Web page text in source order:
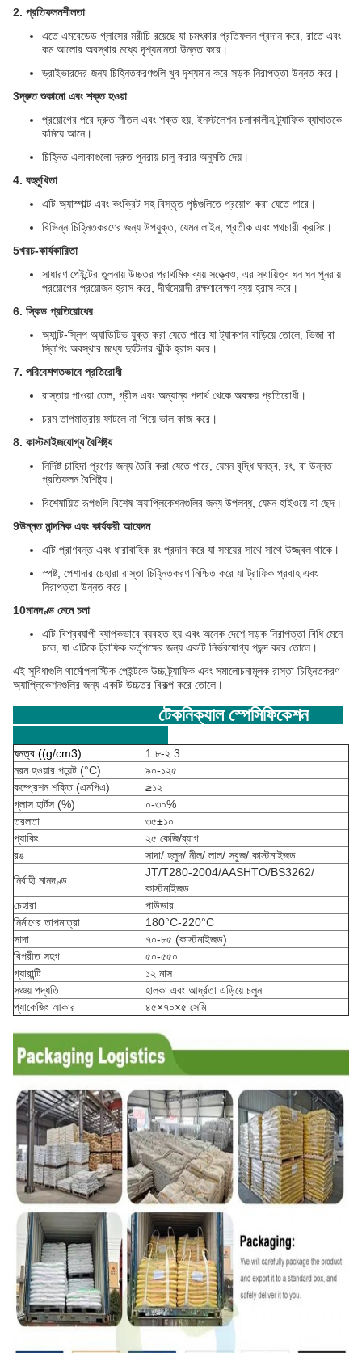
2. প্রতিফলনশীলতা
এতে এমবেডেড গ্লাসের মরীচি রয়েছে যা চমৎকার প্রতিফলন প্রদান করে, রাতে এবং
কম আলোর অবস্থার মধ্যে দৃশ্যমানতা উন্নত করে।
ড্রাইভারদের জন্য চিহ্নিতকরণগুলি খুব দৃশ্যমান করে সড়ক নিরাপত্তা উন্নত করে।
3দ্রুত শুকানো এবং শক্ত হওয়া
প্রয়োগের পরে দ্রুত শীতল এবং শক্ত হয়, ইনস্টলেশন চলাকালীন ট্র্যাফিক ব্যাঘাতকে
কমিয়ে আনে।
চিহ্নিত এলাকাগুলো দ্রুত পুনরায় চালু করার অনুমতি দেয়।
4. বহুমুখিতা
এটি অ্যাস্পাল্ট এবং কংক্রিট সহ বিস্তৃত পৃষ্ঠগুলিতে প্রয়োগ করা যেতে পারে।
বিভিন্ন চিহ্নিতকরণের জন্য উপযুক্ত, যেমন লাইন, প্রতীক এবং পথচারী ক্রসিং।
5খরচ-কার্যকারিতা
সাধারণ পেইন্টের তুলনায় উচ্চতর প্রাথমিক ব্যয় সত্ত্বেও, এর স্থায়িত্ব ঘন ঘন পুনরায়
প্রয়োগের প্রয়োজন হ্রাস করে, দীর্ঘমেয়াদী রক্ষণাবেক্ষণ ব্যয় হ্রাস করে।
6. স্কিড প্রতিরোধের
অ্যান্টি-স্লিপ অ্যাডিটিভ যুক্ত করা যেতে পারে যা ট্যাকশন বাড়িয়ে তোলে, ভিজা বা
স্লিপিং অবস্থার মধ্যে দুর্ঘটনার ঝুঁকি হ্রাস করে।
7. পরিবেশগতভাবে প্রতিরোধী
রাস্তায় পাওয়া তেল, গ্রীস এবং অন্যান্য পদার্থ থেকে অবক্ষয় প্রতিরোধী।
চরম তাপমাত্রায় ফাটলে না গিয়ে ভাল কাজ করে।
8. কাস্টমাইজযোগ্য বৈশিষ্ট্য
নির্দিষ্ট চাহিদা পূরণের জন্য তৈরি করা যেতে পারে, যেমন বৃদ্ধি ঘনত্ব, রং, বা উন্নত
প্রতিফলন বৈশিষ্ট্য।
বিশেষায়িত রূপগুলি বিশেষ অ্যাপ্লিকেশনগুলির জন্য উপলব্ধ, যেমন হাইওয়ে বা ছেদ।
9উন্নত নান্দনিক এবং কার্যকরী আবেদন
এটি প্রাণবন্ত এবং ধারাবাহিক রং প্রদান করে যা সময়ের সাথে সাথে উজ্জ্বল থাকে।
স্পষ্ট, পেশাদার চেহারা রাস্তা চিহ্নিতকরণ নিশ্চিত করে যা ট্রাফিক প্রবাহ এবং
নিরাপত্তা উন্নত করে।
10মানদণ্ড মেনে চলা
এটি বিশ্বব্যাপী ব্যাপকভাবে ব্যবহৃত হয় এবং অনেক দেশে সড়ক নিরাপত্তা বিধি মেনে
চলে, যা এটিকে ট্রাফিক কর্তৃপক্ষের জন্য একটি নির্ভরযোগ্য পছন্দ করে তোলে।
এই সুবিধাগুলি থার্মোপ্লাস্টিক পেইন্টকে উচ্চ ট্র্যাফিক এবং সমালোচনামূলক রাস্তা চিহ্নিতকরণ
অ্যাপ্লিকেশনগুলির জন্য একটি উচ্চতর বিকল্প করে তোলে।
টেকনিক্যাল স্পেসিফিকেশন
ঘনত্ব ((g/cm3)
1.৮-২.3
নরম হওয়ার পয়েন্ট (°C)
৯০-১২৫
কম্প্রেশন শক্তি (এমপিএ)
≥১২
গ্লাস হার্টস (%)
০-৩০%
তরলতা
৩৫±১০
প্যাকিং
২৫ কেজি/ব্যাগ
রঙ
সাদা/ হলুদ/ নীল/ লাল/ সবুজ/ কাস্টমাইজড
নির্বাহী মানদণ্ড
JT/T280-2004/AASHTO/BS3262/
কাস্টমাইজড
চেহারা
পাউডার
নির্মাণের তাপমাত্রা
180°C-220°C
সাদা
৭০-৮৫ (কাস্টমাইজড)
বিপরীত সহগ
৫০-৫৫০
গ্যারান্টি
১২ মাস
সঞ্চয় পদ্ধতি
হালকা এবং আর্দ্রতা এড়িয়ে চলুন
প্যাকেজিং আকার
৪৫×৭০×৫ সেমি